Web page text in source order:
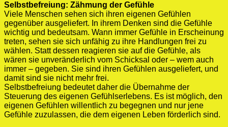
Selbstbefreiung: Zähmung der Gefühle
Viele Menschen sehen sich ihren eigenen Gefühlen
gegenüber ausgeliefert. In ihrem Denken sind die Gefühle
wichtig und bedeutsam. Wann immer Gefühle in Erscheinung
treten, sehen sie sich unfähig zu ihre Handlungen frei zu
wählen. Statt dessen reagieren sie auf die Gefühle, als
wären sie unveränderlich vom Schicksal oder – wem auch
immer – gegeben. Sie sind ihren Gefühlen ausgeliefert, und
damit sind sie nicht mehr frei.
Selbstbefreiung bedeutet daher die Übernahme der
Steuerung des eigenen Gefühlserlebens. Es ist möglich, den
eigenen Gefühlen willentlich zu begegnen und nur jene
Gefühle zuzulassen, die dem eigenen Leben förderlich sind.